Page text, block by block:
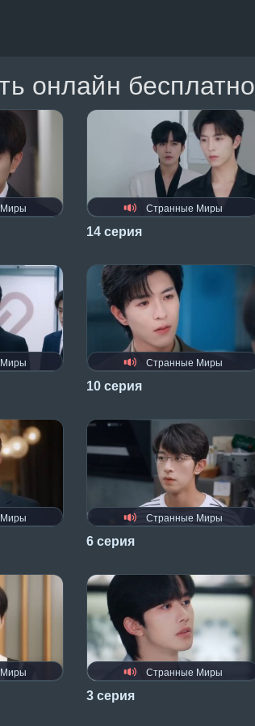
онлайн бесплатно
Странные Миры
14 серия
Странные Миры
10 серия
Странные Миры
6 серия
Странные Миры
3 серия